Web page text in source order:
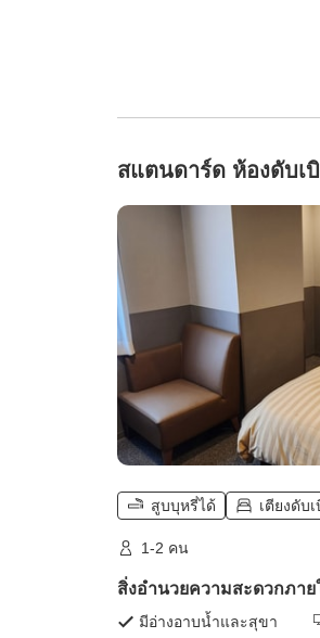
สแตนดาร์ด ห้องดับเ
สูบบุหรี่ได้ เตียงดับ
1-2 คน
สิ่งอำนวยความสะดวกภา
มีอ่างอาบน้ำและสุขา